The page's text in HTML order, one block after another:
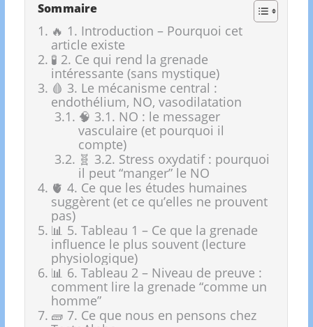
Sommaire
🔥 1. Introduction – Pourquoi cet
article existe
🧪 2. Ce qui rend la grenade
intéressante (sans mystique)
🩸 3. Le mécanisme central :
endothélium, NO, vasodilatation
🧠 3.1. NO : le messager
vasculaire (et pourquoi il
compte)
🧬 3.2. Stress oxydatif : pourquoi
il peut “manger” le NO
🫀 4. Ce que les études humaines
suggèrent (et ce qu’elles ne prouvent
pas)
📊 5. Tableau 1 – Ce que la grenade
influence le plus souvent (lecture
physiologique)
📊 6. Tableau 2 – Niveau de preuve :
comment lire la grenade “comme un
homme”
🧱 7. Ce que nous en pensons chez